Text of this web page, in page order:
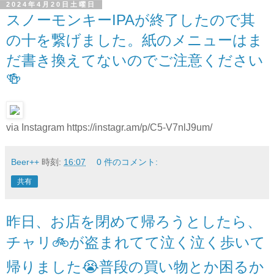
2024年4月20日土曜日
スノーモンキーIPAが終了したので其
の十を繋げました。紙のメニューはま
だ書き換えてないのでご注意ください
🍻
via Instagram https://instagr.am/p/C5-V7nlJ9um/
Beer++ 時刻: 16:07 0 件のコメント:
共有
昨日、お店を閉めて帰ろうとしたら、
チャリ🚲が盗まれてて泣く泣く歩いて
帰りました😭普段の買い物とか困るか